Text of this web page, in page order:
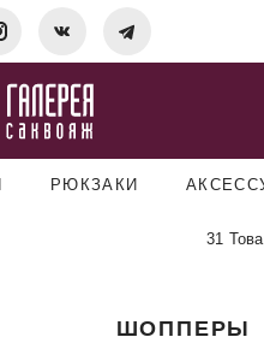
РЮКЗАКИ
31
ШОППЕРЫ